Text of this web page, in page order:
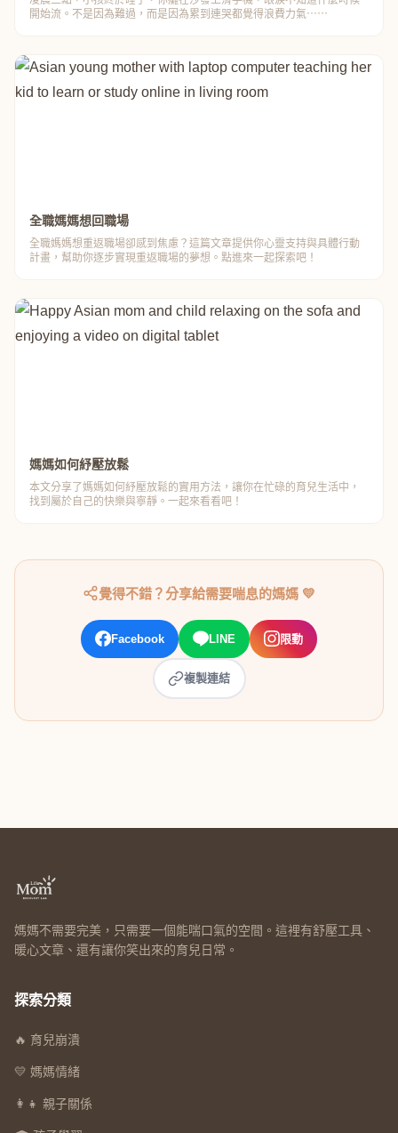
開始流。不是因為難過，而是因為累到連哭都覺得浪費力氣⋯⋯
全職媽媽想回職場
全職媽媽想重返職場卻感到焦慮？這篇文章提供你心靈支持與具體行動
計畫，幫助你逐步實現重返職場的夢想。點進來一起探索吧！
媽媽如何紓壓放鬆
本文分享了媽媽如何紓壓放鬆的實用方法，讓你在忙碌的育兒生活中，
找到屬於自己的快樂與寧靜。一起來看看吧！
覺得不錯？分享給需要喘息的媽媽 💛
Facebook LINE 限動
複製連結
媽媽不需要完美，只需要一個能喘口氣的空間。這裡有舒壓工具、
暖心文章、還有讓你笑出來的育兒日常。
探索分類
🔥 育兒崩潰
💛 媽媽情緒
👩‍👧 親子關係